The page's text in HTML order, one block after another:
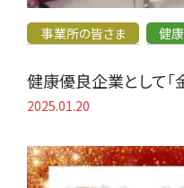
事業所の皆さま 健
健康優良企業として
2025.01.20